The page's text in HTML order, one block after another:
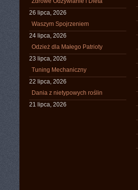
26 lipca, 2026
Waszym Spojrzeniem
24 lipca, 2026
Odzież dla Małego Patrioty
23 lipca, 2026
Tuning Mechaniczny
22 lipca, 2026
Dania z nietypowych roślin
21 lipca, 2026